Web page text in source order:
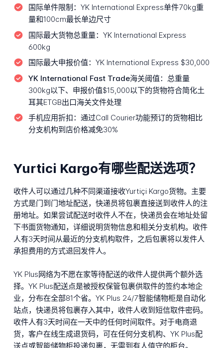
国际单件限制： YK International Express单件70kg重
量和100cm最长单边尺寸
国际最大货物总重量： YK International Express
600kg
国际最大申报价值： YK International Express $30,000
YK International Fast Trade海关阈值： 总重量
300kg以下、申报价值$15,000以下的货物符合简化土
耳其ETGB出口海关文件处理
手机应用折扣： 通过Call Courier功能预订的货物相比
分支机构到店价格减免30%
Yurtici Kargo有哪些配送选项？
收件人可以通过几种不同渠道接收Yurtiçi Kargo货物。主要
方式是门到门地址配送，快递员将包裹直接送到收件人的注
册地址。如果尝试配送时收件人不在，快递员会在地址处留
下书面货物通知，详细说明货物信息和相关分支机构。收件
人有3天时间从最近的分支机构取件，之后包裹将以发件人
承担费用的方式退回发件人。
YK Plus网络为不愿在家等待配送的收件人提供两个额外选
择。YK Plus配送点是被授权保管包裹供取件的签约本地企
业，分布在全部81个省。YK Plus 24/7智能储物柜是自动化
站点，快递员将包裹存入其中，收件人收到短信取件密码。
收件人有3天时间在一天中的任何时间取件。对于电商退
货，客户在线生成退货码，可在任何分支机构、YK Plus配
送点或智能储物柜投递包裹，无需到有人值守的柜台。